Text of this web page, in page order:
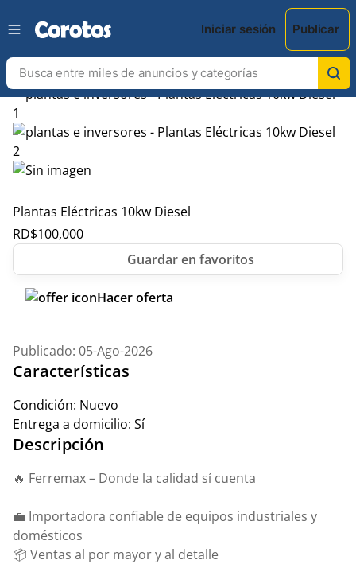
Iniciar sesión Publicar
Plantas Eléctricas 10kw Diesel
RD$100,000
Hacer oferta
Publicado: 05-Ago-2026
Características
Condición: Nuevo
Entrega a domicilio: Sí
Descripción
🔥 Ferremax – Donde la calidad sí cuenta
💼 Importadora confiable de equipos industriales y
domésticos
📦 Ventas al por mayor y al detalle